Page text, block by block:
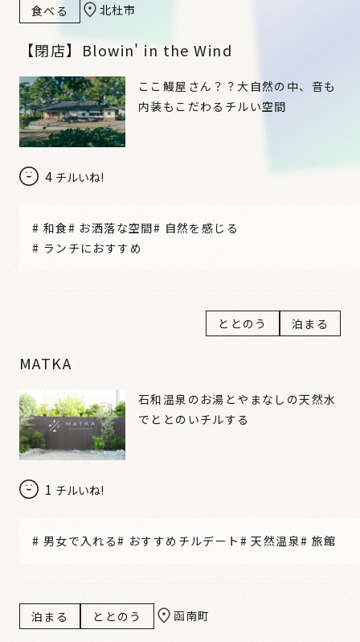
食べる 北杜市
【閉店】Blowin' in the Wind
4 チルいね!
ここ鰻屋さん？？大自然の中、音も
内装もこだわるチルい空間
# 和食# お洒落な空間# 自然を感じる
# ランチにおすすめ
ととのう 泊まる
MATKA
1 チルいね!
石和温泉のお湯とやまなしの天然水
でととのいチルする
# 男女で入れる# おすすめチルデート #天然温泉# 旅館
泊まる ととのう 函南町